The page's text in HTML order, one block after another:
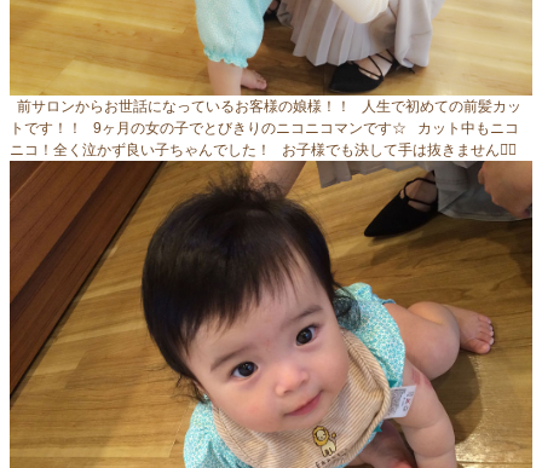
前サロンからお世話になっているお客様の娘様！！ 人生で初めての前髪カッ
トです！！ 9ヶ月の女の子でとびきりのニコニコマンです☆ カット中もニコ
ニコ！全く泣かず良い子ちゃんでした！ お子様でも決して手は抜きません◡̈⃝